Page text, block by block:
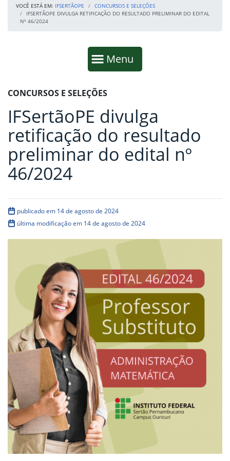
VOCÊ ESTÁ EM: IFSERTÃOPE
CONCURSOS E SELEÇÕES
IFSERTÃOPE DIVULGA RETIFICAÇÃO DO RESULTADO PRELIMINAR DO EDITAL
Nº 46/2024
Mostrar
Menu
Fim da navegação
Início do conteúdo
CONCURSOS E SELEÇÕES
IFSertãoPE divulga
retificação do resultado
preliminar do edital nº
46/2024
publicado em 14 de agosto de 2024
última modificação em 14 de agosto de 2024